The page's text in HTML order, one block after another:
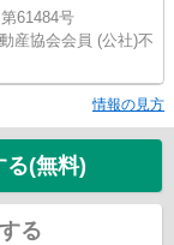
61484号
産協会会員 (公社)不
情報の見方
る(無料)
る